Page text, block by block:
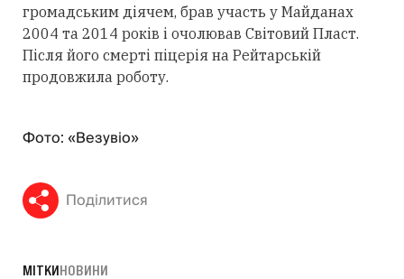
громадським діячем, брав участь у Майданах
2004 та 2014 років і очолював Світовий Пласт.
Після його смерті піцерія на Рейтарській
продовжила роботу.
Фото: «Везувіо»
Поділитися
МІТКИНОВИНИ